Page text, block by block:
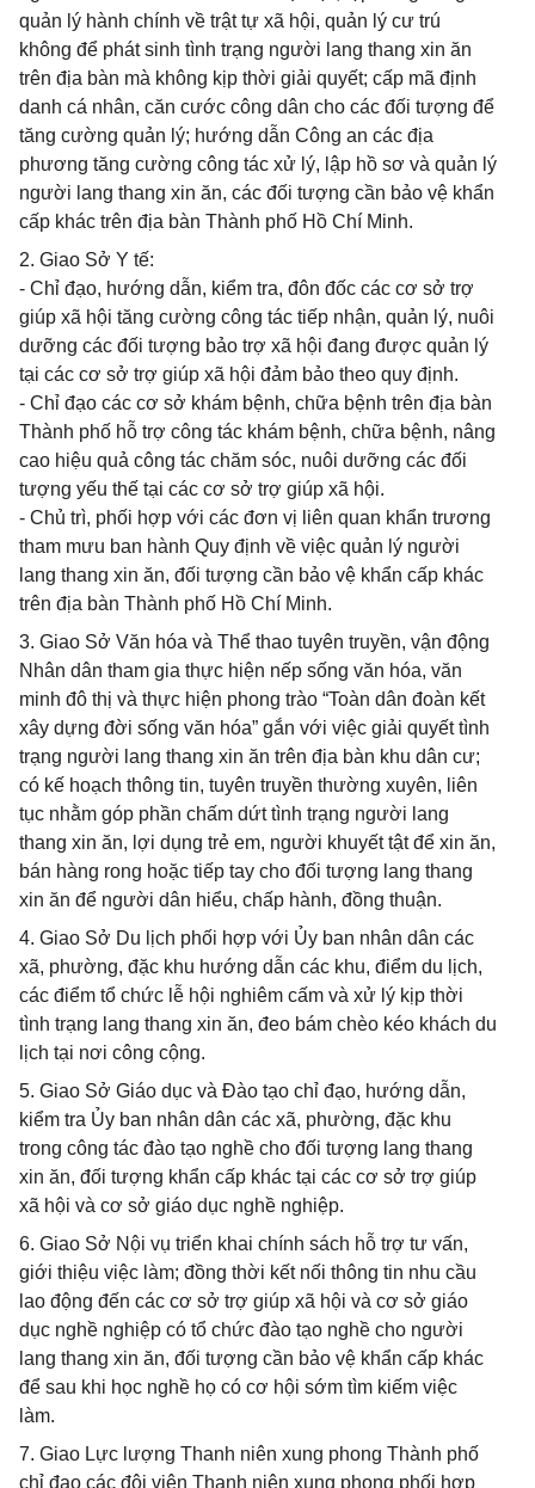
quản lý hành chính về trật tự xã hội, quản lý cư trú
không để phát sinh tình trạng người lang thang xin ăn
trên địa bàn mà không kịp thời giải quyết; cấp mã định
danh cá nhân, căn cước công dân cho các đối tượng để
tăng cường quản lý; hướng dẫn Công an các địa
phương tăng cường công tác xử lý, lập hồ sơ và quản lý
người lang thang xin ăn, các đối tượng cần bảo vệ khẩn
cấp khác trên địa bàn Thành phố Hồ Chí Minh.
2. Giao Sở Y tế:
- Chỉ đạo, hướng dẫn, kiểm tra, đôn đốc các cơ sở trợ
giúp xã hội tăng cường công tác tiếp nhận, quản lý, nuôi
dưỡng các đối tượng bảo trợ xã hội đang được quản lý
tại các cơ sở trợ giúp xã hội đảm bảo theo quy định.
- Chỉ đạo các cơ sở khám bệnh, chữa bệnh trên địa bàn
Thành phố hỗ trợ công tác khám bệnh, chữa bệnh, nâng
cao hiệu quả công tác chăm sóc, nuôi dưỡng các đối
tượng yếu thế tại các cơ sở trợ giúp xã hội.
- Chủ trì, phối hợp với các đơn vị liên quan khẩn trương
tham mưu ban hành Quy định về việc quản lý người
lang thang xin ăn, đối tượng cần bảo vệ khẩn cấp khác
trên địa bàn Thành phố Hồ Chí Minh.
3. Giao Sở Văn hóa và Thể thao tuyên truyền, vận động
Nhân dân tham gia thực hiện nếp sống văn hóa, văn
minh đô thị và thực hiện phong trào “Toàn dân đoàn kết
xây dựng đời sống văn hóa” gắn với việc giải quyết tình
trạng người lang thang xin ăn trên địa bàn khu dân cư;
có kế hoạch thông tin, tuyên truyền thường xuyên, liên
tục nhằm góp phần chấm dứt tình trạng người lang
thang xin ăn, lợi dụng trẻ em, người khuyết tật để xin ăn,
bán hàng rong hoặc tiếp tay cho đối tượng lang thang
xin ăn để người dân hiểu, chấp hành, đồng thuận.
4. Giao Sở Du lịch phối hợp với Ủy ban nhân dân các
xã, phường, đặc khu hướng dẫn các khu, điểm du lịch,
các điểm tổ chức lễ hội nghiêm cấm và xử lý kịp thời
tình trạng lang thang xin ăn, đeo bám chèo kéo khách du
lịch tại nơi công cộng.
5. Giao Sở Giáo dục và Đào tạo chỉ đạo, hướng dẫn,
kiểm tra Ủy ban nhân dân các xã, phường, đặc khu
trong công tác đào tạo nghề cho đối tượng lang thang
xin ăn, đối tượng khẩn cấp khác tại các cơ sở trợ giúp
xã hội và cơ sở giáo dục nghề nghiệp.
6. Giao Sở Nội vụ triển khai chính sách hỗ trợ tư vấn,
giới thiệu việc làm; đồng thời kết nối thông tin nhu cầu
lao động đến các cơ sở trợ giúp xã hội và cơ sở giáo
dục nghề nghiệp có tổ chức đào tạo nghề cho người
lang thang xin ăn, đối tượng cần bảo vệ khẩn cấp khác
để sau khi học nghề họ có cơ hội sớm tìm kiếm việc
làm.
7. Giao Lực lượng Thanh niên xung phong Thành phố
chỉ đạo các đội viên Thanh niên xung phong phối hợp